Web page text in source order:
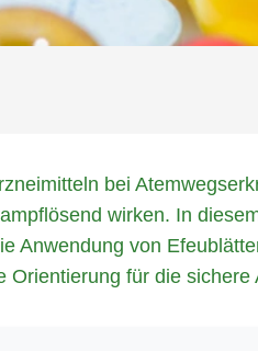
bei
wirken. In
Anwendung von
für die sichere